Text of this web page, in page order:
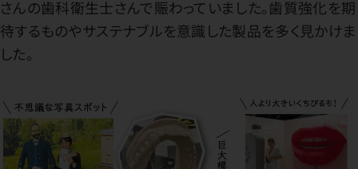
さんの歯科衛生士さんで賑わっていました。歯質強化を期
待するものやサステナブルを意識した製品を多く見かけま
した。